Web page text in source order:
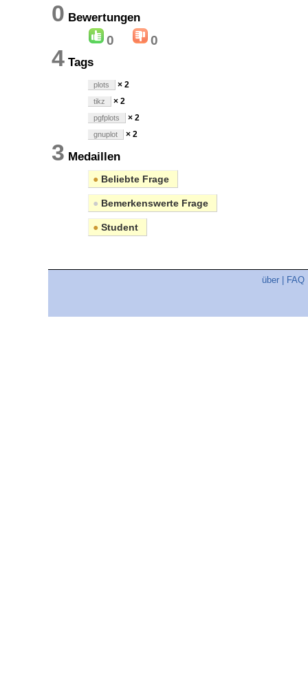
0 Bewertungen
0 0
4 Tags
plots × 2
tikz × 2
pgfplots × 2
gnuplot × 2
3 Medaillen
● Beliebte Frage
● Bemerkenswerte Frage
● Student
über FAQ